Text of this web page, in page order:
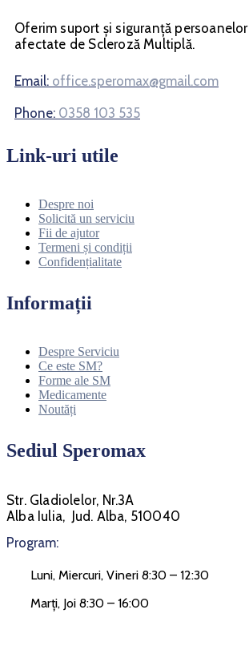
Oferim suport și siguranță persoanelor
afectate de Scleroză Multiplă.
Email: office.speromax@gmail.com
Phone: 0358 103 535
Link-uri utile
Despre noi
Solicită un serviciu
Fii de ajutor
Termeni și condiții
Confidențialitate
Informații
Despre Serviciu
Ce este SM?
Forme ale SM
Medicamente
Noutăți
Sediul Speromax
Str. Gladiolelor, Nr.3A
Alba Iulia, Jud. Alba, 510040
Program:
Luni, Miercuri, Vineri 8:30 – 12:30
Marți, Joi 8:30 – 16:00